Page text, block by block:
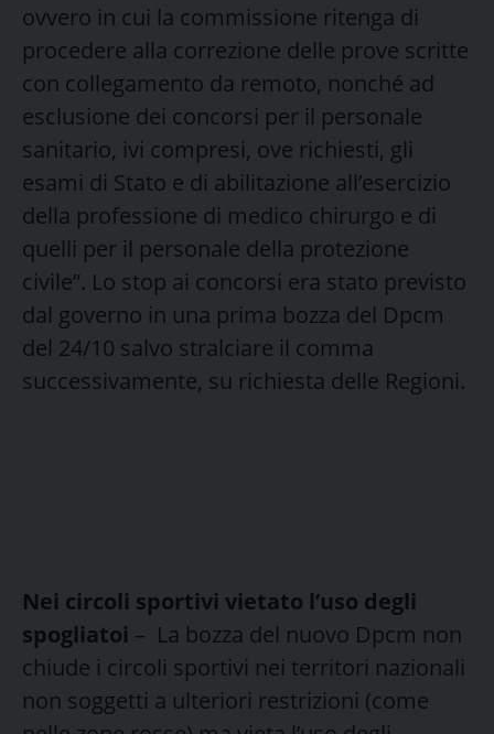
ovvero in cui la commissione ritenga di
procedere alla correzione delle prove scritte
con collegamento da remoto, nonché ad
esclusione dei concorsi per il personale
sanitario, ivi compresi, ove richiesti, gli
esami di Stato e di abilitazione all’esercizio
della professione di medico chirurgo e di
quelli per il personale della protezione
civile”. Lo stop ai concorsi era stato previsto
dal governo in una prima bozza del Dpcm
del 24/10 salvo stralciare il comma
successivamente, su richiesta delle Regioni.
Nei circoli sportivi vietato l’uso degli
spogliatoi – La bozza del nuovo Dpcm non
chiude i circoli sportivi nei territori nazionali
non soggetti a ulteriori restrizioni (come